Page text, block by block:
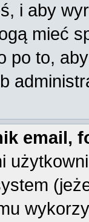
i aby
mieć
po to,
email,